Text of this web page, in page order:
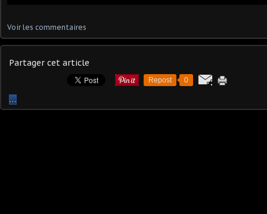
Voir les commentaires
Partager cet article
Repost 0
…